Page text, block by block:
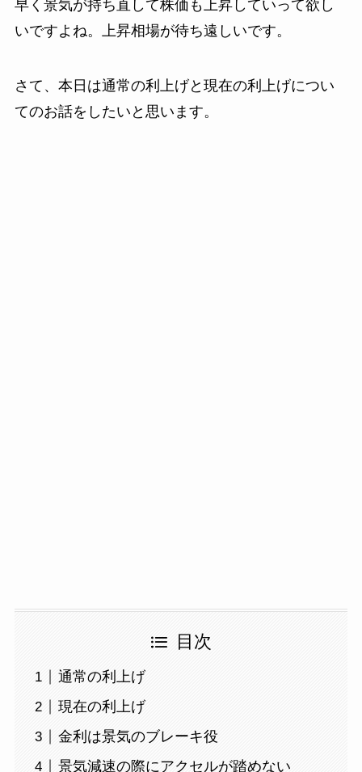
早く景気が持ち直して株価も上昇していって欲し
いですよね。上昇相場が待ち遠しいです。
さて、本日は通常の利上げと現在の利上げについ
てのお話をしたいと思います。
目次
通常の利上げ
現在の利上げ
金利は景気のブレーキ役
景気減速の際にアクセルが踏めない